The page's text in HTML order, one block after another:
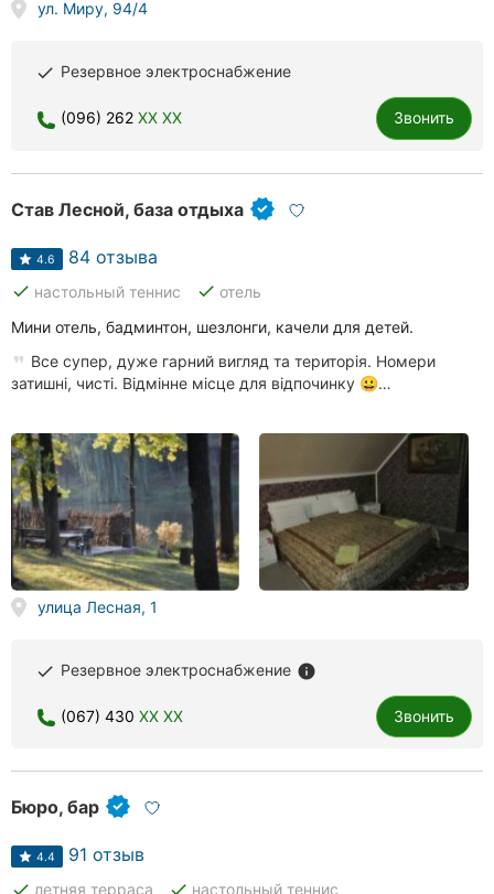
Кропивницкий
Киев
Харьков
Запорожье
Днепр
Кривой
Рог
Херсон
Полтава
Чернигов
Черкассы
Черновцы
Сумы
ул. Миру, 94/4
done Резервное электроснабжение
(096) 262 XX XX Звонить
Став Лесной, база отдыха
4.6 84 отзыва
done настольный теннис done отель
Мини отель, бадминтон, шезлонги, качели для детей.
Все супер, дуже гарний вигляд та територія. Номери
затишні, чисті. Відмінне місце для відпочинку 😀…
улица Лесная, 1
done Резервное электроснабжение info
(067) 430 XX XX Звонить
Бюро, бар
4.4 91 отзыв
done летняя терраса done настольный теннис